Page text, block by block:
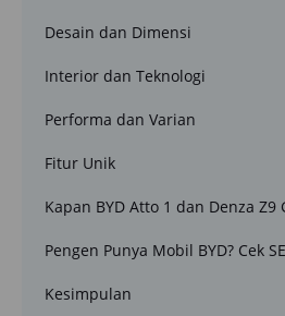
Desain dan Dimensi
Interior dan Teknologi
Performa dan Varian
Fitur Unik
Kapan BYD Atto 1 dan Denza Z9
Pengen Punya Mobil BYD? Cek
Kesimpulan